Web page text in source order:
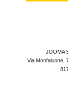
JOOMA
Via Monfalcone,